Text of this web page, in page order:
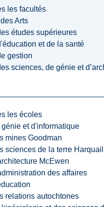
les facultés
Arts
études supérieures
et de la santé
gestion
sciences, de génie et
les écoles
génie et d'informatique
mines Goodman
sciences de la terre Harquail
McEwen
des affaires
relations autochtones